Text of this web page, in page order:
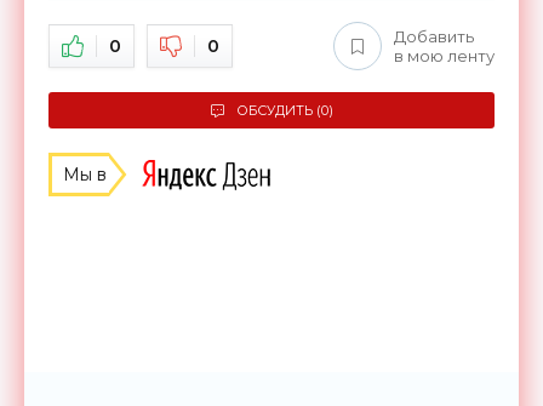
0 0
Добавить
в мою ленту
ОБСУДИТЬ (0)
Мы в